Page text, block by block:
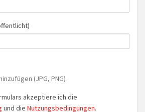
(JPG, PNG)
akzeptiere ich die
und die Nutzungsbedingungen.